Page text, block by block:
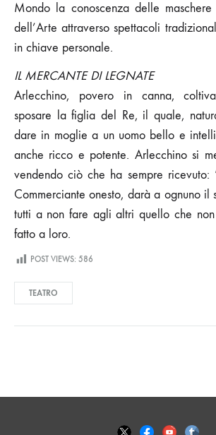
Mondo la conoscenza delle
dell’Arte attraverso spettacoli
in chiave personale.
IL MERCANTE DI LEGNATE
Arlecchino, povero in canna,
sposare la figlia del Re, il quale,
dare in moglie a un uomo bello e
anche ricco e potente. Arlecchino si
vendendo ciò che ha sempre ricevuto:
Commerciante onesto, darà a ognuno il
tutti a non fare agli altri quello che non
fatto a loro.
POST VIEWS: 586
TEATRO